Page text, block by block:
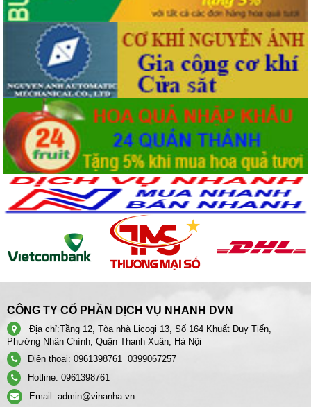
CÔNG TY CỔ PHẦN DỊCH VỤ NHANH DVN
Địa chỉ:Tầng 12, Tòa nhà Licogi 13, Số 164 Khuất Duy Tiến,
Phường Nhân Chính, Quận Thanh Xuân, Hà Nội
Điện thoại: 0961398761 0399067257
Hotline: 0961398761
Email: admin@vinanha.vn